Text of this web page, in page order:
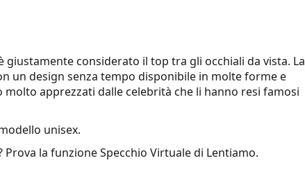
considerato il top tra gli occhiali da vista. La
un design senza tempo disponibile in molte forme e
molto apprezzati dalle celebrità che li hanno resi famosi
unisex.
la funzione Specchio Virtuale di Lentiamo.